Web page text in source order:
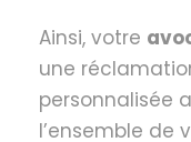
Ainsi, votre
une
personnalisée
l’ensemble de